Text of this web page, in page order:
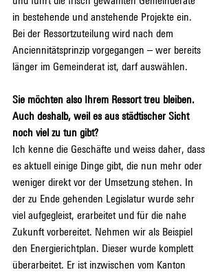
in bestehende und anstehende Projekte ein.
Bei der Ressortzuteilung wird nach dem
Anciennitätsprinzip vorgegangen – wer bereits
länger im Gemeinderat ist, darf auswählen.
Sie möchten also Ihrem Ressort treu bleiben.
Auch deshalb, weil es aus städtischer Sicht
noch viel zu tun gibt?
Ich kenne die Geschäfte und weiss daher, dass
es aktuell einige Dinge gibt, die nun mehr oder
weniger direkt vor der Umsetzung stehen. In
der zu Ende gehenden Legislatur wurde sehr
viel aufgegleist, erarbeitet und für die nahe
Zukunft vorbereitet. Nehmen wir als Beispiel
den Energierichtplan. Dieser wurde komplett
überarbeitet. Er ist inzwischen vom Kanton